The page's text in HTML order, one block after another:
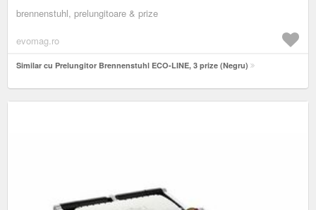
brennenstuhl, prelungitoare & prize
evomag.ro
Similar cu Prelungitor Brennenstuhl ECO-LINE, 3 prize (Negru)